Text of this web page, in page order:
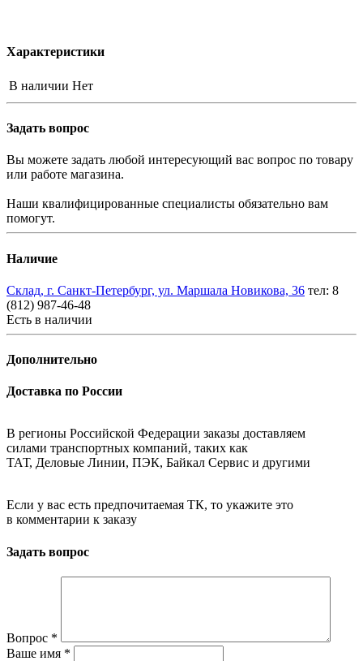
Характеристики
В наличии Нет
Задать вопрос
Вы можете задать любой интересующий вас вопрос по товару
или работе магазина.
Наши квалифицированные специалисты обязательно вам
помогут.
Наличие
Склад, г. Санкт-Петербург, ул. Маршала Новикова, 36 тел: 8
(812) 987-46-48
Есть в наличии
Дополнительно
Доставка по России
В регионы Российской Федерации заказы доставляем
силами транспортных компаний, таких как
ТАТ, Деловые Линии, ПЭК, Байкал Сервис и другими
Если у вас есть предпочитаемая ТК, то укажите это
в комментарии к заказу
Задать вопрос
Вопрос *
Ваше имя *